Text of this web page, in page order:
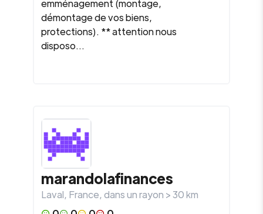
emménagement (montage,
démontage de vos biens,
protections). ** attention nous
disposo...
marandolafinances
Laval, France, dans un rayon >30km